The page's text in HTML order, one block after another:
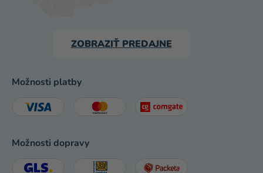
ZOBRAZIŤ PREDAJNE
Možnosti platby
Možnosti dopravy